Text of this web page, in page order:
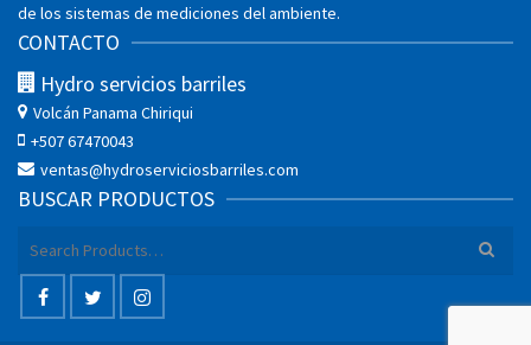
de los sistemas de mediciones del ambiente.
CONTACTO
Hydro servicios barriles
Volcán Panama Chiriqui
+507 67470043
ventas@hydroserviciosbarriles.com
BUSCAR PRODUCTOS